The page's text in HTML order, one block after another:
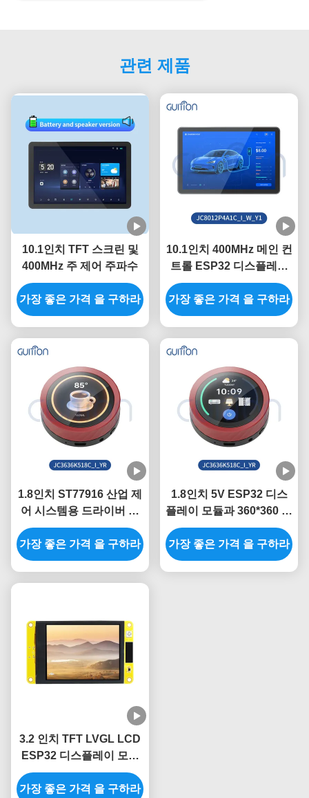
관련 제품
10.1인치 TFT 스크린 및
400MHz 주 제어 주파수
가장 좋은 가격 을 구하라
10.1인치 400MHz 메인 컨
트롤 ESP32 디스플레이
모듈 320인치 밝기와
800*1280 해상도 필요
가장 좋은 가격 을 구하라
1.8인치 ST77916 산업 제
어 시스템용 드라이버 칩
ESP32 디스플레이 유닛
가장 좋은 가격 을 구하라
1.8인치 5V ESP32 디스
플레이 모듈과 360*360 해
상도로 프로젝트를 업그레
이드하세요
가장 좋은 가격 을 구하라
3.2 인치 TFT LVGL LCD
ESP32 디스플레이 모듈
240x320 결의안
가장 좋은 가격 을 구하라